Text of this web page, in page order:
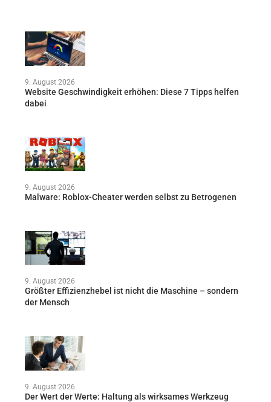
9. August 2026
Website Geschwindigkeit erhöhen: Diese 7 Tipps helfen
dabei
9. August 2026
Malware: Roblox-Cheater werden selbst zu Betrogenen
9. August 2026
Größter Effizienzhebel ist nicht die Maschine – sondern
der Mensch
9. August 2026
Der Wert der Werte: Haltung als wirksames Werkzeug